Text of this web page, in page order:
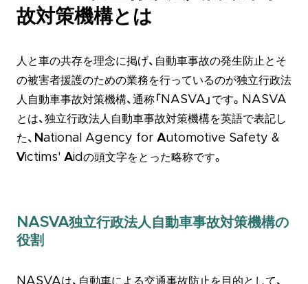
故対策機構とは
人と車の共存を理念に掲げ、自動車事故の発生防止とそ
の被害者援護のための業務を行っているのが独立行政法
人自動車事故対策機構、通称「NASVA」です。NASVA
とは、独立行政法人自動車事故対策機構を英語で表記し
た、 National Agency for Automotive Safety &
Victims' Aidの頭文字をとった略称です。
NASVA独立行政法人自動車事故対策機構の
役割
NASVAは、自動車による交通事故防止を目的として、